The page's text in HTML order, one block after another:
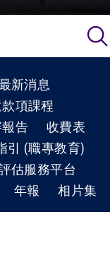
新消息
項課程
告
收費表
引 (職專教育)
估服務平台
年報 相片集